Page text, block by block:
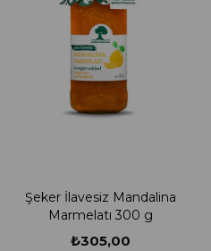
Şeker İlavesiz Mandalina
Marmelatı 300 g
₺305,00